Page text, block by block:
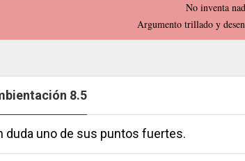
No inventa
Argumento trillado y
8.5
duda uno de sus puntos fuertes.